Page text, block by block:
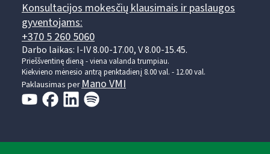
Konsultacijos mokesčių klausimais ir paslaugos
gyventojams:
+370 5 260 5060
Darbo laikas: I-IV 8.00-17.00, V 8.00-15.45.
Prieššventinę dieną - viena valanda trumpiau.
Kiekvieno mėnesio antrą penktadienį 8.00 val. - 12.00 val.
Paklausimas perMano VMI